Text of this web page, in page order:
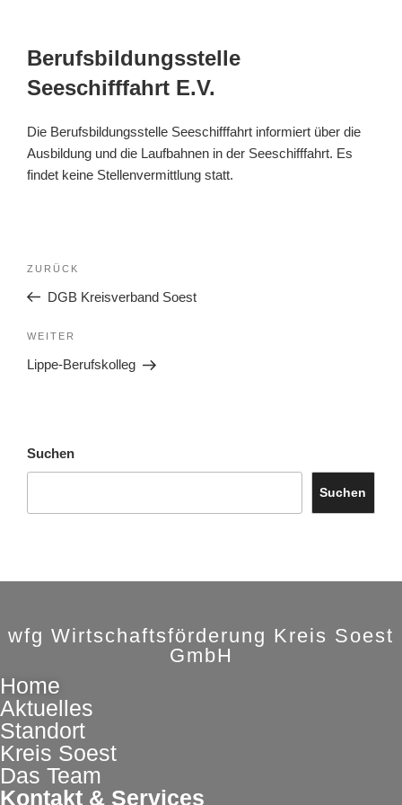
Berufsbildungsstelle
Seeschifffahrt E.V.
Die Berufsbildungsstelle Seeschifffahrt informiert über die
Ausbildung und die Laufbahnen in der Seeschifffahrt. Es
findet keine Stellenvermittlung statt.
ZURÜCK
DGB Kreisverband Soest
WEITER
Lippe-Berufskolleg
Suchen
Suchen
wfg Wirtschaftsförderung Kreis Soest
GmbH
Home
Aktuelles
Standort
Kreis Soest
Das Team
Kontakt & Services